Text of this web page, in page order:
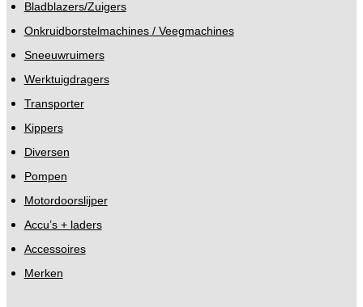
Bladblazers/Zuigers
Onkruidborstelmachines / Veegmachines
Sneeuwruimers
Werktuigdragers
Transporter
Kippers
Diversen
Pompen
Motordoorslijper
Accu’s + laders
Accessoires
Merken